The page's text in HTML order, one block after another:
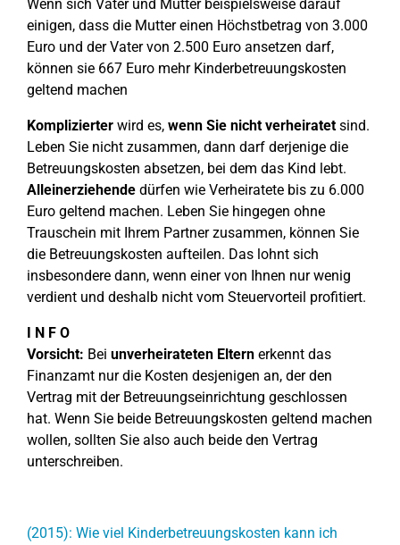
Wenn sich Vater und Mutter beispielsweise darauf
einigen, dass die Mutter einen Höchstbetrag von 3.000
Euro und der Vater von 2.500 Euro ansetzen darf,
können sie 667 Euro mehr Kinderbetreuungskosten
geltend machen
Komplizierter wird es, wenn Sie nicht verheiratetsind.
Leben Sie nicht zusammen, dann darf derjenige die
Betreuungskosten absetzen, bei dem das Kind lebt.
Alleinerziehende dürfen wie Verheiratete bis zu 6.000
Euro geltend machen. Leben Sie hingegen ohne
Trauschein mit Ihrem Partner zusammen, können Sie
die Betreuungskosten aufteilen. Das lohnt sich
insbesondere dann, wenn einer von Ihnen nur wenig
verdient und deshalb nicht vom Steuervorteil profitiert.
I N F O
Vorsicht: Bei unverheirateten Eltern erkennt das
Finanzamt nur die Kosten desjenigen an, der den
Vertrag mit der Betreuungseinrichtung geschlossen
hat. Wenn Sie beide Betreuungskosten geltend machen
wollen, sollten Sie also auch beide den Vertrag
unterschreiben.
(2015): Wie viel Kinderbetreuungskosten kann ich